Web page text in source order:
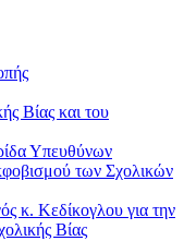
Βίας και του
Υπευθύνων
των Σχολικών
κ. Κεδίκογλου για την
Βίας